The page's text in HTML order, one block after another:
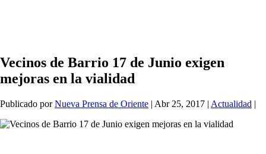
Vecinos de Barrio 17 de Junio exigen
mejoras en la vialidad
Publicado porNueva Prensa de Oriente | Abr 25, 2017 | Actualidad |